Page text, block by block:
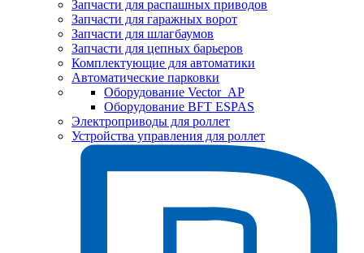
Запчасти для распашных приводов
Запчасти для гаражных ворот
Запчасти для шлагбаумов
Запчасти для цепных барьеров
Комплектующие для автоматики
Автоматические парковки
Оборудование Vector_AP
Оборудование BFT ESPAS
Электроприводы для роллет
Устройства управления для роллет